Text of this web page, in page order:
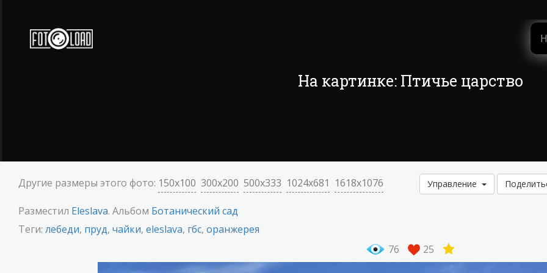
На картинке: Птичье царство
Другие размеры этого фото: 150x100 300x200 500x333 1024x681 1618x1076 Управление
Разместил Eleslava. Альбом Ботанический сад
Теги: лебеди, пруд, чайки, eleslava, гбс, оранжерея
76
25